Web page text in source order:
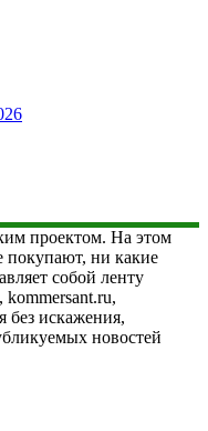
проектом. На этом
покупают, ни какие
собой ленту
kommersant.ru,
без искажения,
новостей